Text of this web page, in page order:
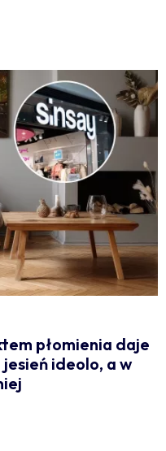
płomienia daje
ideolo, a w